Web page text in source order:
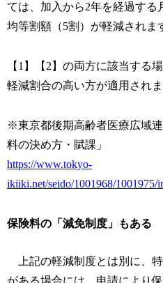
ては、加入から2年を経過する
均等割額（5割）が軽減されま
【1】【2】の両方に該当する場
軽減割合の高い方が適用されま
※東京都後期高齢者医療広域
料の決め方・賦課」
https://www.tokyo-
ikiiki.net/seido/1001968/1001975/
保険料の「減免制度」もある
上記の軽減制度とは別に、
がある場合には、申請により